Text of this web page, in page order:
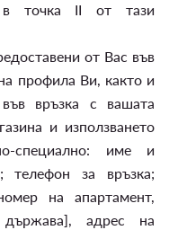
в точка II от тази
от Вас във
профила Ви, както и
връзка с вашата
и използването
специално: име и
телефон за връзка;
на апартамент,
адрес на